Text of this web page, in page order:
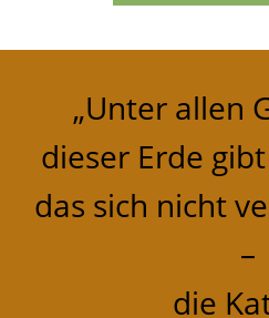
„Unter allen
dieser Erde
das sich nicht
–
die